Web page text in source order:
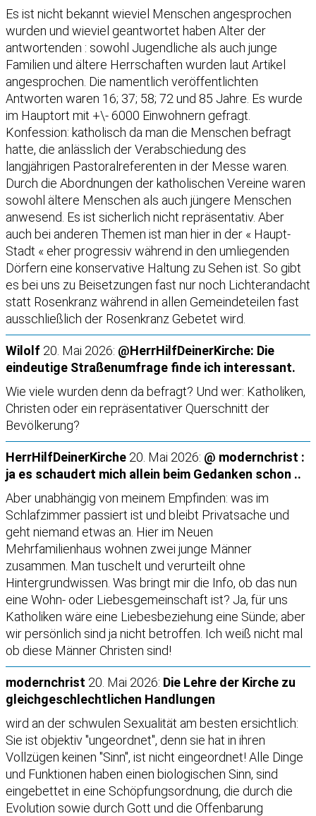
Es ist nicht bekannt wieviel Menschen angesprochen
wurden und wieviel geantwortet haben Alter der
antwortenden : sowohl Jugendliche als auch junge
Familien und ältere Herrschaften wurden laut Artikel
angesprochen. Die namentlich veröffentlichten
Antworten waren 16; 37; 58; 72 und 85 Jahre. Es wurde
im Hauptort mit +\- 6000 Einwohnern gefragt.
Konfession: katholisch da man die Menschen befragt
hatte, die anlässlich der Verabschiedung des
langjährigen Pastoralreferenten in der Messe waren.
Durch die Abordnungen der katholischen Vereine waren
sowohl ältere Menschen als auch jüngere Menschen
anwesend. Es ist sicherlich nicht repräsentativ. Aber
auch bei anderen Themen ist man hier in der « Haupt-
Stadt « eher progressiv während in den umliegenden
Dörfern eine konservative Haltung zu Sehen ist. So gibt
es bei uns zu Beisetzungen fast nur noch Lichterandacht
statt Rosenkranz während in allen Gemeindeteilen fast
ausschließlich der Rosenkranz Gebetet wird.
Wilolf 20. Mai 2026: @HerrHilfDeinerKirche: Die
eindeutige Straßenumfrage finde ich interessant.
Wie viele wurden denn da befragt? Und wer: Katholiken,
Christen oder ein repräsentativer Querschnitt der
Bevölkerung?
HerrHilfDeinerKirche 20. Mai 2026: @ modernchrist :
ja es schaudert mich allein beim Gedanken schon ..
Aber unabhängig von meinem Empfinden: was im
Schlafzimmer passiert ist und bleibt Privatsache und
geht niemand etwas an. Hier im Neuen
Mehrfamilienhaus wohnen zwei junge Männer
zusammen. Man tuschelt und verurteilt ohne
Hintergrundwissen. Was bringt mir die Info, ob das nun
eine Wohn- oder Liebesgemeinschaft ist? Ja, für uns
Katholiken wäre eine Liebesbeziehung eine Sünde; aber
wir persönlich sind ja nicht betroffen. Ich weiß nicht mal
ob diese Männer Christen sind!
modernchrist 20. Mai 2026: Die Lehre der Kirche zu
gleichgeschlechtlichen Handlungen
wird an der schwulen Sexualität am besten ersichtlich:
Sie ist objektiv "ungeordnet", denn sie hat in ihren
Vollzügen keinen "Sinn", ist nicht eingeordnet! Alle Dinge
und Funktionen haben einen biologischen Sinn, sind
eingebettet in eine Schöpfungsordnung, die durch die
Evolution sowie durch Gott und die Offenbarung